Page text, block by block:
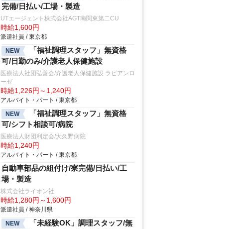
完備/日払い/工場・製造
UTエージェント株式会社AGT南関東第二CU
時給1,600円
派遣社員 / 東京都
NEW
「福祉調理スタッフ」無資格
可/日勤のみ/介護老人保健施設
医療法人社団弘善会/介護老人保健施設 ラビアンロ
ーゼ
時給1,226円～1,240円
アルバイト・パート / 東京都
NEW
「福祉調理スタッフ」無資格
可/シフト相談可/病院
医療法人財団利定会/大久野病院
時給1,240円
アルバイト・パート / 東京都
自動車部品の組付け/寮完備/日払い/工
場・製造
株式会社ライオン社
時給1,280円～1,600円
派遣社員 / 神奈川県
NEW
「未経験OK」調理スタッフ/無